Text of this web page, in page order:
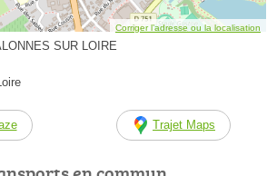
Corriger l’adresse ou la localisation
SUR LOIRE
Trajet Maps